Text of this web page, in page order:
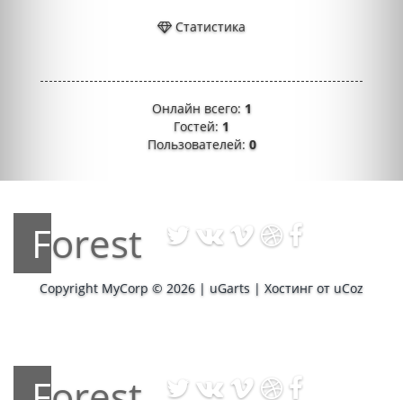
Статистика
Онлайн всего: 1
Гостей: 1
Пользователей:0
Forest
Copyright MyCorp © 2026 | uGarts | Хостинг от uCoz